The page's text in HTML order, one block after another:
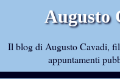
Augusto
Il blog di Augusto Cavadi,
appuntamenti